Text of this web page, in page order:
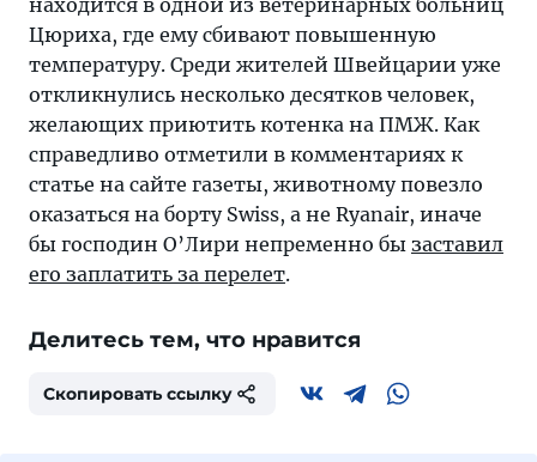
находится в одной из ветеринарных больниц
Цюриха, где ему сбивают повышенную
температуру. Среди жителей Швейцарии уже
откликнулись несколько десятков человек,
желающих приютить котенка на ПМЖ. Как
справедливо отметили в комментариях к
статье на сайте газеты, животному повезло
оказаться на борту Swiss, а не Ryanair, иначе
бы господин О’Лири непременно бы заставил
его заплатить за перелет.
Делитесь тем, что нравится
Скопировать ссылку